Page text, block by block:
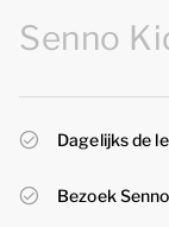
Senno
Dagelijks de
Bezoek